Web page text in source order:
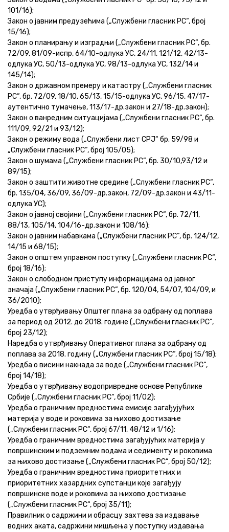
Актуелно
+381 11 311 94 00 office@srbijavode.rs
101/16);
Закон о јавним предузећима („Службени гласник РС“, број
15/16);
Закон о планирању и изградњи („Службени гласник РС“, бр.
72/09, 81/09-испр, 64/10-одлука УС, 24/11, 121/12, 42/13-
одлука УС, 50/13-одлука УС, 98/13-одлука УС, 132/14 и
145/14);
Закон о државном премеру и катастру („Службени гласник
РС“, бр. 72/09, 18/10, 65/13, 15/15-одлука УС, 96/15, 47/17-
аутентично тумачење, 113/17-др.закон и 27/18-др.закон);
Закон о ванредним ситуацијама („Службени гласник РС“, бр.
111/09, 92/21 и 93/12);
Закон о режиму вода („Службени лист СРЈ“ бр. 59/98 и
„Службени гласник РС“, број 105/05);
Закон о шумама („Службени гласник РС“, бр. 30/10,93/12 и
89/15);
Закон о заштити животне средине („Службени гласник РС“,
бр. 135/04, 36/09, 36/09-др.закон, 72/09-др.закон и 43/11-
одлука УС);
Закон о јавној својини („Службени гласник РС“, бр. 72/11,
88/13, 105/14, 104/16-др.закон и 108/16);
Закон о јавним набавкама („Службени гласник РС“, бр. 124/12,
14/15 и 68/15);
Закон о општем управном поступку („Службени гласник РС“,
број 18/16);
Закон о слободном приступу информацијама од јавног
значаја („Службени гласник РС“, бр. 120/04, 54/07, 104/09, и
36/2010);
Уредба о утврђивању Општег плана за одбрану од поплава
за период од 2012. до 2018. године („Службени гласник РС“,
број 23/12);
Наредба о утврђивању Оперативног плана за одбрану од
поплава за 2018. годину („Службени гласник РС“, број 15/18);
Уредба о висини накнада за воде („Службени гласник РС“,
број 14/18);
Уредба о утврђивању водопривредне основе Републике
Србије („Службени гласник РС“, број 11/02);
Уредба о граничним вредностима емисије загађујућих
материја у воде и роковима за њихово достизање
(„Службени гласник РС“, број 67/11, 48/12 и 1/16);
Уредба о граничним вредностима загађујућих материја у
површинским и подземним водама и седименту и роковима
за њихово достизање („Службени гласник РС“, број 50/12);
Уредба о граничним вредностима приоритетних и
приоритетних хазардних супстанци које загађују
површинске воде и роковима за њихово достизање
(„Службени гласник РС“, број 35/11);
Правилник о садржини и обрасцу захтева за издавање
водних аката, садржини мишљења у поступку издавања